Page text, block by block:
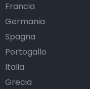
Francia
Germania
Spagna
Portogallo
Italia
Grecia